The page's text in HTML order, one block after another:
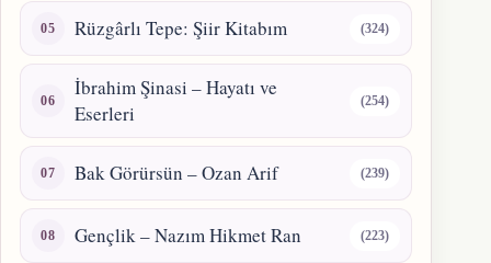
Rüzgârlı Tepe: Şiir Kitabım (324)
İbrahim Şinasi – Hayatı ve
Eserleri
(254)
Bak Görürsün – Ozan Arif (239)
Gençlik – Nazım Hikmet Ran (223)